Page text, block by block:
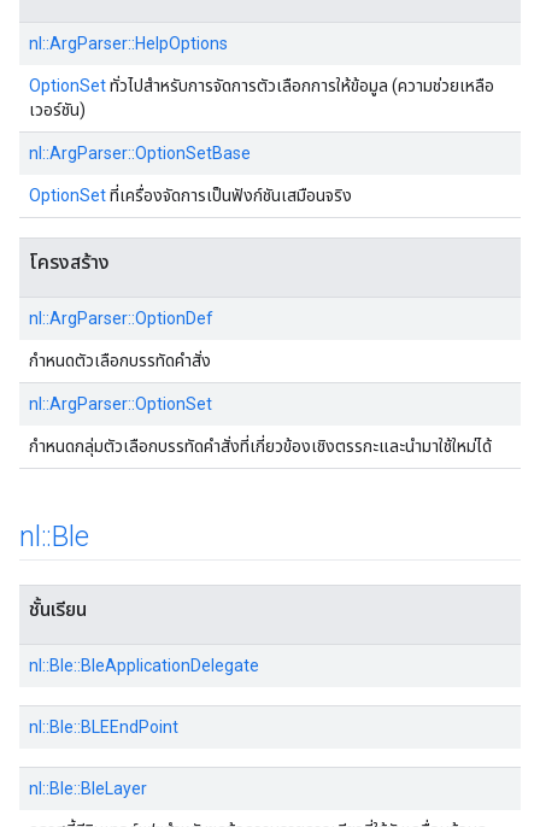
nl::ArgParser::HelpOptions
OptionSetทั่วไปสําหรับการจัดการตัวเลือกการให้ข้อมูล (ความช่วยเหลือ
เวอร์ชัน)
nl::ArgParser::OptionSetBase
OptionSetที่เครื่องจัดการเป็นฟังก์ชันเสมือนจริง
โครงสร้าง
nl::ArgParser::OptionDef
กําหนดตัวเลือกบรรทัดคําสั่ง
nl::ArgParser::OptionSet
กําหนดกลุ่มตัวเลือกบรรทัดคําสั่งที่เกี่ยวข้องเชิงตรรกะและนํามาใช้ใหม่ได้
nl ::Ble
ชั้นเรียน
nl::Ble::BleApplicationDelegate
nl::Ble::BLEEndPoint
nl::Ble::BleLayer